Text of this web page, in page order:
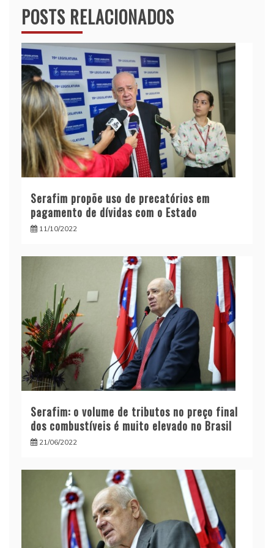
POSTS RELACIONADOS
Serafim propõe uso de precatórios em
pagamento de dívidas com o Estado
11/10/2022
Serafim: o volume de tributos no preço final
dos combustíveis é muito elevado no Brasil
21/06/2022